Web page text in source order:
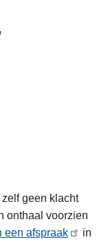
geen klacht
onthaal voorzien
een afspraak
in